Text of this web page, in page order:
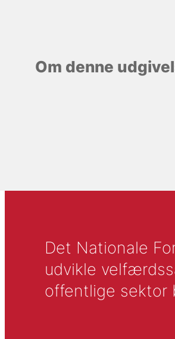
Om denne
Det Nationale
udvikle
offentlige sektor